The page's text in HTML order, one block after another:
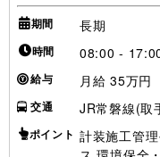
期間 長期
時間 08:00 -
給与 月給 35万円
交通 JR常磐線(取
ポイント 計装施工管